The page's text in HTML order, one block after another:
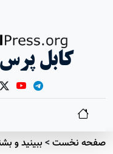
کابل پرس
صفحه نخست>ببينيد و